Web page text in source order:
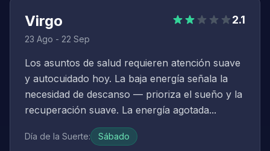
Virgo
23 Ago - 22 Sep
2.1
Los asuntos de salud requieren atención suave
y autocuidado hoy. La baja energía señala la
necesidad de descanso — prioriza el sueño y la
recuperación suave. La energía agotada...
Día de la Suerte: Sábado